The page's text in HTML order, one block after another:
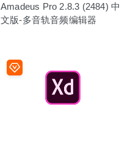
Amadeus Pro 2.8.3 (2484) 中
文版-多音轨音频编辑器